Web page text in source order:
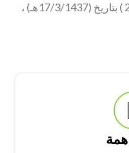
الشؤون الاجتماعية برقم ( 270 ) بتاريخ (17/3/1437هـ) ،